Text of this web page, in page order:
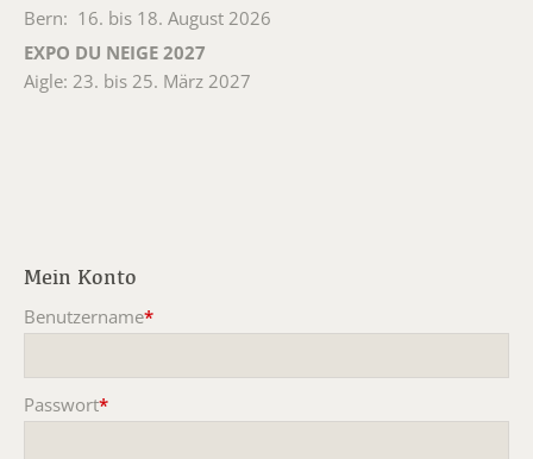
Bern: 16. bis 18. August 2026
EXPO DU NEIGE 2027
Aigle: 23. bis 25. März 2027
Mein Konto
Benutzername*
Passwort*